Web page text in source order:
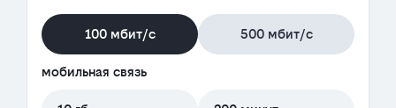
100 мбит/с 500 мбит/с
мобильная связь